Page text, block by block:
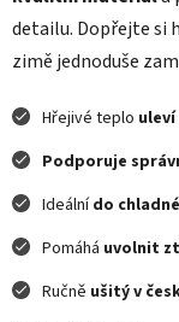
detailu. Dopřejte si
zimě jednoduše
Hřejivé teplo
Podporuje
Ideálnído
Pomáhá uvolnit
Ručně ušitý v